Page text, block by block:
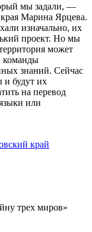
мы задали, —
Марина Ярцева.
изначально, их
проект. Но мы
может
команды
знаний. Сейчас
и будут их
на перевод
или
край
трех миров»